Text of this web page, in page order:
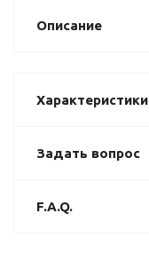
Описание
Характеристики
Задать вопрос
F.A.Q.